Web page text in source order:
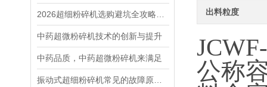
中药超微粉碎机技术的创新与提升
中药品质，中药超微粉碎机来满足
出料粒度
公称